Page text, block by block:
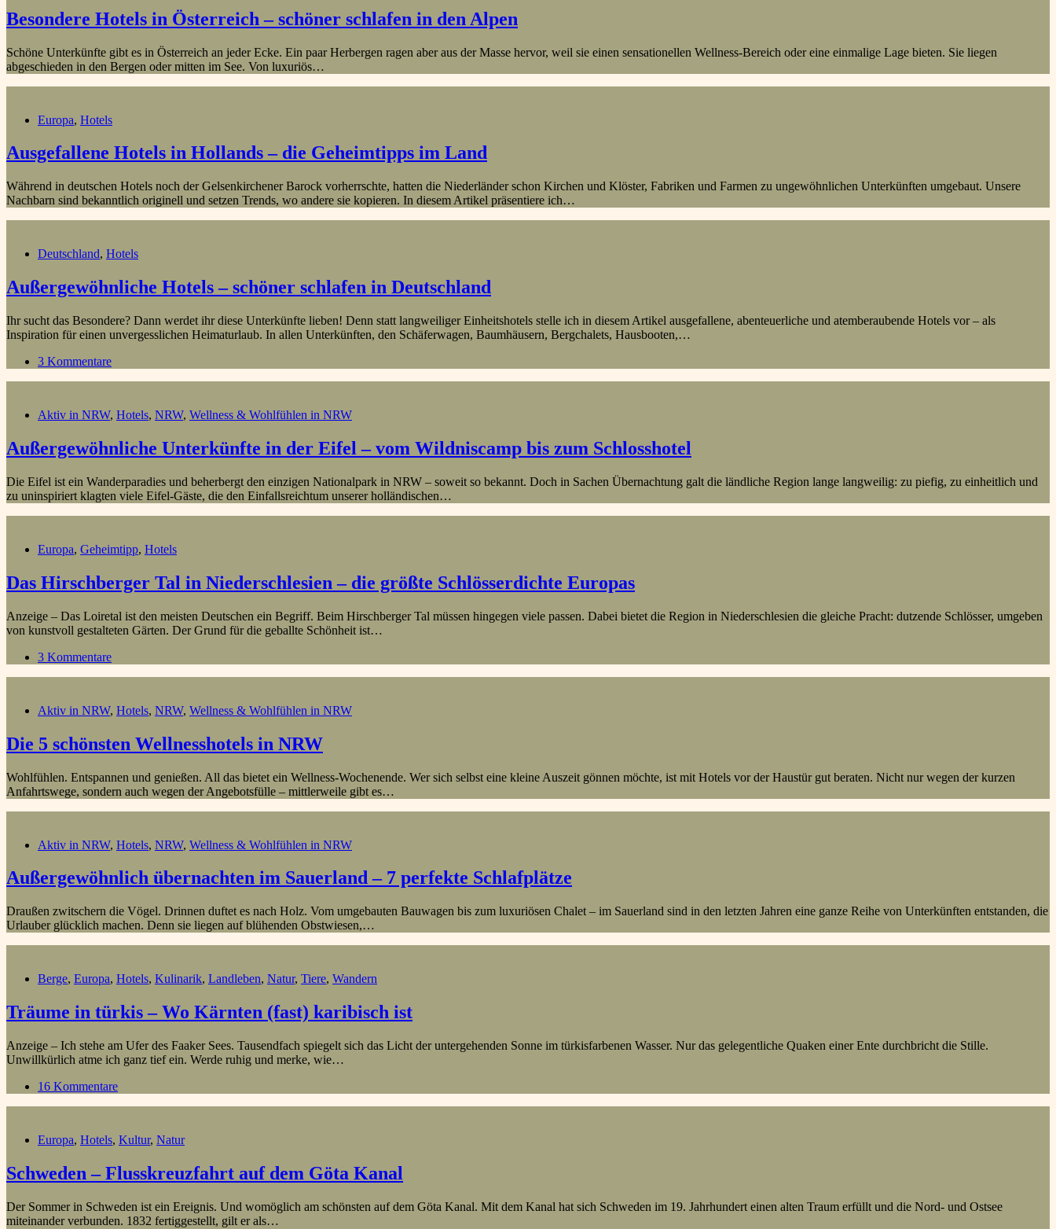
Besondere Hotels in Österreich – schöner schlafen in den Alpen
Schöne Unterkünfte gibt es in Österreich an jeder Ecke. Ein paar Herbergen ragen aber aus der Masse hervor, weil sie einen sensationellen Wellness-Bereich oder eine einmalige Lage bieten. Sie liegen
abgeschieden in den Bergen oder mitten im See. Von luxuriös…
Europa, Hotels
Ausgefallene Hotels in Hollands – die Geheimtipps im Land
Während in deutschen Hotels noch der Gelsenkirchener Barock vorherrschte, hatten die Niederländer schon Kirchen und Klöster, Fabriken und Farmen zu ungewöhnlichen Unterkünften umgebaut. Unsere
Nachbarn sind bekanntlich originell und setzen Trends, wo andere sie kopieren. In diesem Artikel präsentiere ich…
Deutschland, Hotels
Außergewöhnliche Hotels – schöner schlafen in Deutschland
Ihr sucht das Besondere? Dann werdet ihr diese Unterkünfte lieben! Denn statt langweiliger Einheitshotels stelle ich in diesem Artikel ausgefallene, abenteuerliche und atemberaubende Hotels vor – als
Inspiration für einen unvergesslichen Heimaturlaub. In allen Unterkünften, den Schäferwagen, Baumhäusern, Bergchalets, Hausbooten,…
3 Kommentare
Aktiv in NRW, Hotels, NRW, Wellness & Wohlfühlen in NRW
Außergewöhnliche Unterkünfte in der Eifel – vom Wildniscamp bis zum Schlosshotel
Die Eifel ist ein Wanderparadies und beherbergt den einzigen Nationalpark in NRW – soweit so bekannt. Doch in Sachen Übernachtung galt die ländliche Region lange langweilig: zu piefig, zu einheitlich und
zu uninspiriert klagten viele Eifel-Gäste, die den Einfallsreichtum unserer holländischen…
Europa, Geheimtipp, Hotels
Das Hirschberger Tal in Niederschlesien – die größte Schlösserdichte Europas
Anzeige – Das Loiretal ist den meisten Deutschen ein Begriff. Beim Hirschberger Tal müssen hingegen viele passen. Dabei bietet die Region in Niederschlesien die gleiche Pracht: dutzende Schlösser, umgeben
von kunstvoll gestalteten Gärten. Der Grund für die geballte Schönheit ist…
3 Kommentare
Aktiv in NRW, Hotels, NRW, Wellness & Wohlfühlen in NRW
Die 5 schönsten Wellnesshotels in NRW
Wohlfühlen. Entspannen und genießen. All das bietet ein Wellness-Wochenende. Wer sich selbst eine kleine Auszeit gönnen möchte, ist mit Hotels vor der Haustür gut beraten. Nicht nur wegen der kurzen
Anfahrtswege, sondern auch wegen der Angebotsfülle – mittlerweile gibt es…
Aktiv in NRW, Hotels, NRW, Wellness & Wohlfühlen in NRW
Außergewöhnlich übernachten im Sauerland – 7 perfekte Schlafplätze
Draußen zwitschern die Vögel. Drinnen duftet es nach Holz. Vom umgebauten Bauwagen bis zum luxuriösen Chalet – im Sauerland sind in den letzten Jahren eine ganze Reihe von Unterkünften entstanden, die
Urlauber glücklich machen. Denn sie liegen auf blühenden Obstwiesen,…
Berge, Europa, Hotels, Kulinarik, Landleben, Natur, Tiere, Wandern
Träume in türkis – Wo Kärnten (fast) karibisch ist
Anzeige – Ich stehe am Ufer des Faaker Sees. Tausendfach spiegelt sich das Licht der untergehenden Sonne im türkisfarbenen Wasser. Nur das gelegentliche Quaken einer Ente durchbricht die Stille.
Unwillkürlich atme ich ganz tief ein. Werde ruhig und merke, wie…
16 Kommentare
Europa, Hotels, Kultur, Natur
Schweden – Flusskreuzfahrt auf dem Göta Kanal
Der Sommer in Schweden ist ein Ereignis. Und womöglich am schönsten auf dem Göta Kanal. Mit dem Kanal hat sich Schweden im 19. Jahrhundert einen alten Traum erfüllt und die Nord- und Ostsee
miteinander verbunden. 1832 fertiggestellt, gilt er als…